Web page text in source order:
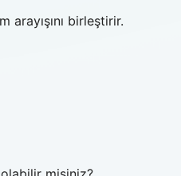
arayışını birleştirir.